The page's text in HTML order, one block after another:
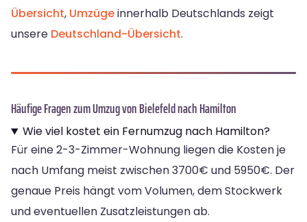
Übersicht, Umzügeinnerhalb Deutschlands zeigt
unsere Deutschland-Übersicht.
Häufige Fragen zum Umzug von Bielefeld nach Hamilton
Wie viel kostet ein Fernumzug nach Hamilton?
Für eine 2-3-Zimmer-Wohnung liegen die Kosten je
nach Umfang meist zwischen 3700€ und 5950€. Der
genaue Preis hängt vom Volumen, dem Stockwerk
und eventuellen Zusatzleistungen ab.